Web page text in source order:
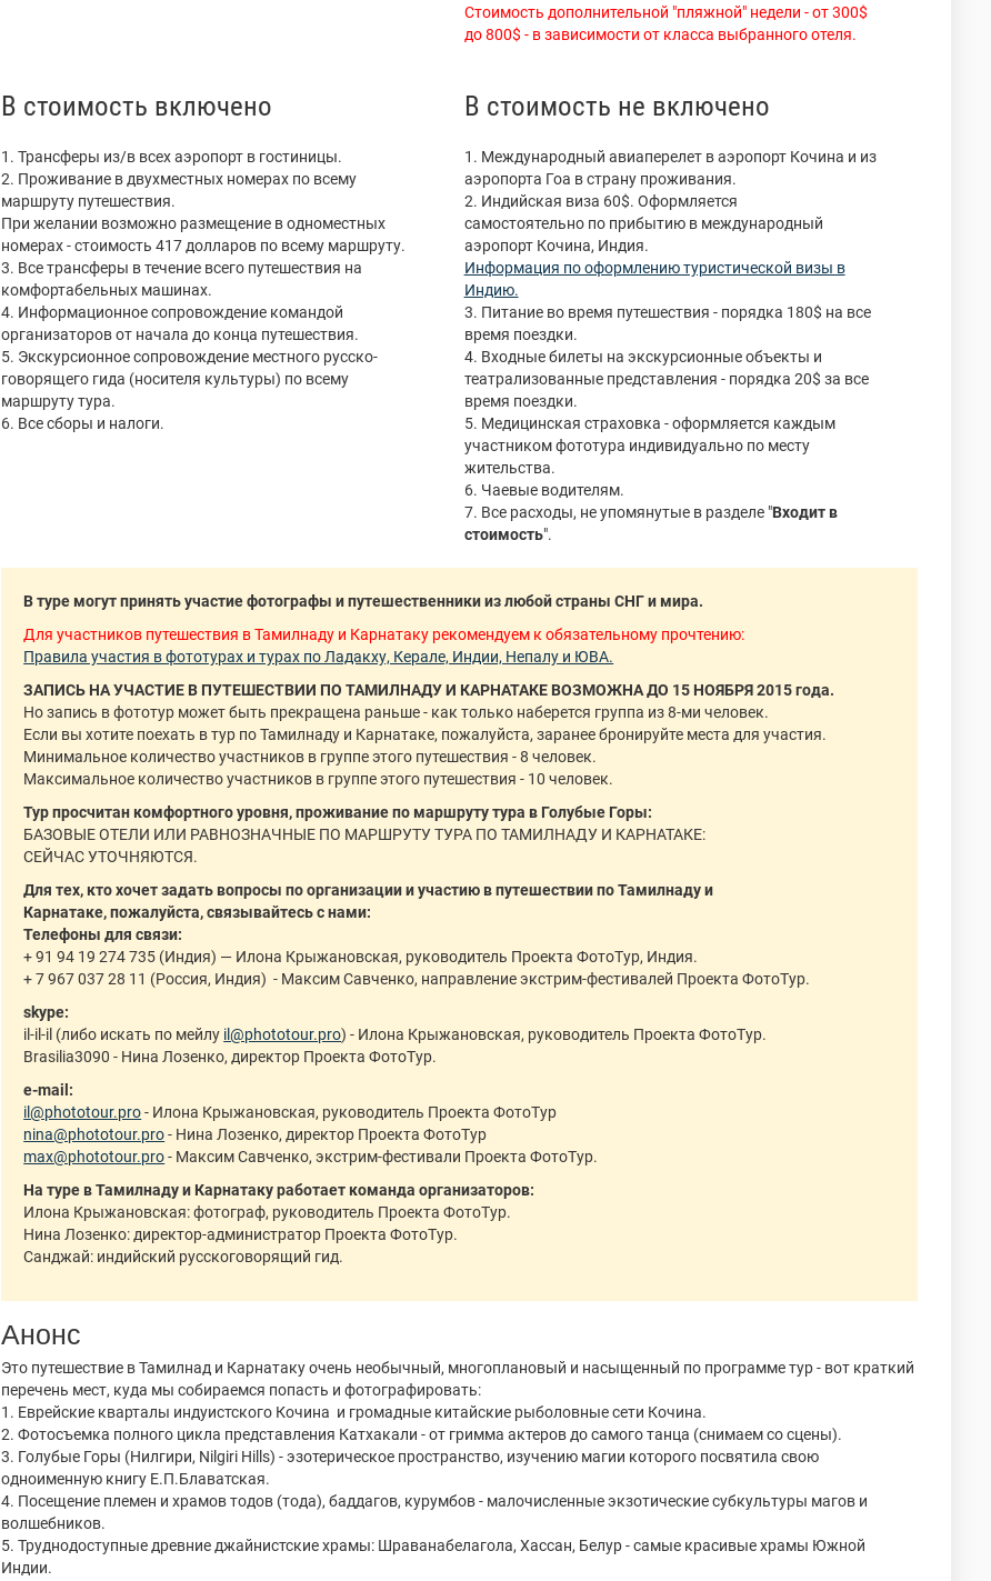
Стоимость дополнительной "пляжной" недели - от 300$
до 800$ - в зависимости от класса выбранного отеля.
В стоимость включено
1. Трансферы из/в всех аэропорт в гостиницы.
2. Проживание в двухместных номерах по всему
маршруту путешествия.
При желании возможно размещение в одноместных
номерах - стоимость 417 долларов по всему маршруту.
3. Все трансферы в течение всего путешествия на
комфортабельных машинах.
4. Информационное сопровождение командой
организаторов от начала до конца путешествия.
5. Экскурсионное сопровождение местного русско-
говорящего гида (носителя культуры) по всему
маршруту тура.
6. Все сборы и налоги.
В стоимость не включено
1. Международный авиаперелет в аэропорт Кочина и из
аэропорта Гоа в страну проживания.
2. Индийская виза 60$. Оформляется
самостоятельно по прибытию в международный
аэропорт Кочина, Индия.
Информация по оформлению туристической визы в
Индию.
3. Питание во время путешествия - порядка 180$ на все
время поездки.
4. Входные билеты на экскурсионные объекты и
театрализованные представления - порядка 20$ за все
время поездки.
5. Медицинская страховка - оформляется каждым
участником фототура индивидуально по месту
жительства.
6. Чаевые водителям.
7. Все расходы, не упомянутые в разделе "Входит в
стоимость".
В туре могут принять участие фотографы и путешественники из любой страны СНГ и мира.
Для участников путешествия в Тамилнаду и Карнатаку рекомендуем к обязательному прочтению:
Правила участия в фототурах и турах по Ладакху, Керале, Индии, Непалу и ЮВА.
ЗАПИСЬ НА УЧАСТИЕ В ПУТЕШЕСТВИИ ПО ТАМИЛНАДУ И КАРНАТАКЕ ВОЗМОЖНА ДО 15 НОЯБРЯ 2015 года.
Но запись в фототур может быть прекращена раньше - как только наберется группа из 8-ми человек.
Если вы хотите поехать в тур по Тамилнаду и Карнатаке, пожалуйста, заранее бронируйте места для участия.
Минимальное количество участников в группе этого путешествия - 8 человек.
Максимальное количество участников в группе этого путешествия - 10 человек.
Тур просчитан комфортного уровня, проживание по маршруту тура в Голубые Горы:
БАЗОВЫЕ ОТЕЛИ ИЛИ РАВНОЗНАЧНЫЕ ПО МАРШРУТУ ТУРА ПО ТАМИЛНАДУ И КАРНАТАКЕ:
СЕЙЧАС УТОЧНЯЮТСЯ.
Для тех, кто хочет задать вопросы по организации и участию в путешествии по Тамилнаду и
Карнатаке, пожалуйста, связывайтесь с нами:
Телефоны для связи:
+ 91 94 19 274 735 (Индия) — Илона Крыжановская, руководитель Проекта ФотоТур, Индия.
+ 7 967 037 28 11 (Россия, Индия) - Максим Савченко, направление экстрим-фестивалей Проекта ФотоТур.
skype:
il-il-il (либо искать по мейлу il@phototour.pro) - Илона Крыжановская, руководитель Проекта ФотоТур.
Brasilia3090 - Нина Лозенко, директор Проекта ФотоТур.
e-mail:
il@phototour.pro- Илона Крыжановская, руководитель Проекта ФотоТур
nina@phototour.pro- Нина Лозенко, директор Проекта ФотоТур
max@phototour.pro- Максим Савченко, экстрим-фестивали Проекта ФотоТур.
На туре в Тамилнаду и Карнатаку работает команда организаторов:
Илона Крыжановская: фотограф, руководитель Проекта ФотоТур.
Нина Лозенко: директор-администратор Проекта ФотоТур.
Санджай: индийский русскоговорящий гид.
Анонс
Это путешествие в Тамилнад и Карнатаку очень необычный, многоплановый и насыщенный по программе тур - вот краткий
перечень мест, куда мы собираемся попасть и фотографировать:
1. Еврейские кварталы индуистского Кочина и громадные китайские рыболовные сети Кочина.
2. Фотосъемка полного цикла представления Катхакали - от гримма актеров до самого танца (снимаем со сцены).
3. Голубые Горы (Нилгири, Nilgiri Hills) - эзотерическое пространство, изучению магии которого посвятила свою
одноименную книгу Е.П.Блаватская.
4. Посещение племен и храмов тодов (тода), баддагов, курумбов - малочисленные экзотические субкультуры магов и
волшебников.
5. Труднодоступные древние джайнистские храмы: Шраванабелагола, Хассан, Белур - самые красивые храмы Южной
Индии.